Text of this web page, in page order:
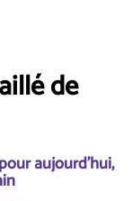
de
aujourd'hui,